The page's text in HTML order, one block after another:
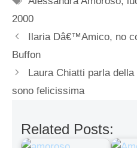
2000
Ilaria Dâ€™Amico, no
Buffon
Laura Chiatti parla
sono felicissima
Related Posts: